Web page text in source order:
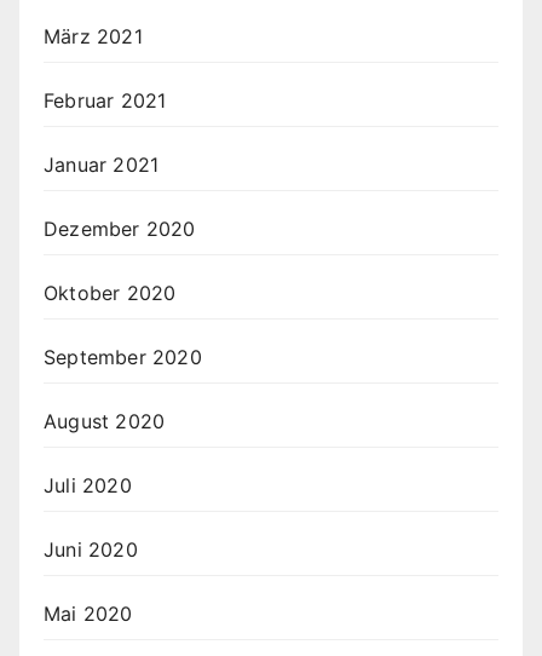
März 2021
Februar 2021
Januar 2021
Dezember 2020
Oktober 2020
September 2020
August 2020
Juli 2020
Juni 2020
Mai 2020